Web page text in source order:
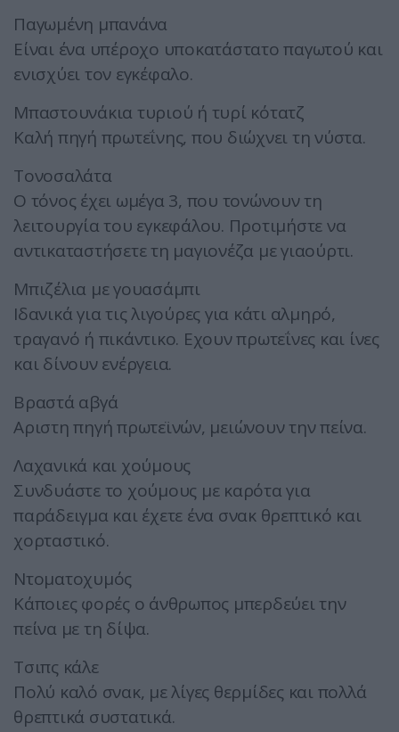
Παγωμένη μπανάνα
Είναι ένα υπέροχο υποκατάστατο παγωτού και
ενισχύει τον εγκέφαλο.
Μπαστουνάκια τυριού ή τυρί κότατζ
Καλή πηγή πρωτεΐνης, που διώχνει τη νύστα.
Τονοσαλάτα
Ο τόνος έχει ωμέγα 3, που τονώνουν τη
λειτουργία του εγκεφάλου. Προτιμήστε να
αντικαταστήσετε τη μαγιονέζα με γιαούρτι.
Μπιζέλια με γουασάμπι
Ιδανικά για τις λιγούρες για κάτι αλμηρό,
τραγανό ή πικάντικο. Εχουν πρωτεΐνες και ίνες
και δίνουν ενέργεια.
Βραστά αβγά
Αριστη πηγή πρωτεϊνών, μειώνουν την πείνα.
Λαχανικά και χούμους
Συνδυάστε το χούμους με καρότα για
παράδειγμα και έχετε ένα σνακ θρεπτικό και
χορταστικό.
Ντοματοχυμός
Κάποιες φορές ο άνθρωπος μπερδεύει την
πείνα με τη δίψα.
Τσιπς κάλε
Πολύ καλό σνακ, με λίγες θερμίδες και πολλά
θρεπτικά συστατικά.